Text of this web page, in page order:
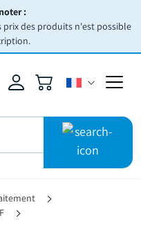
:
des produits n'est possible